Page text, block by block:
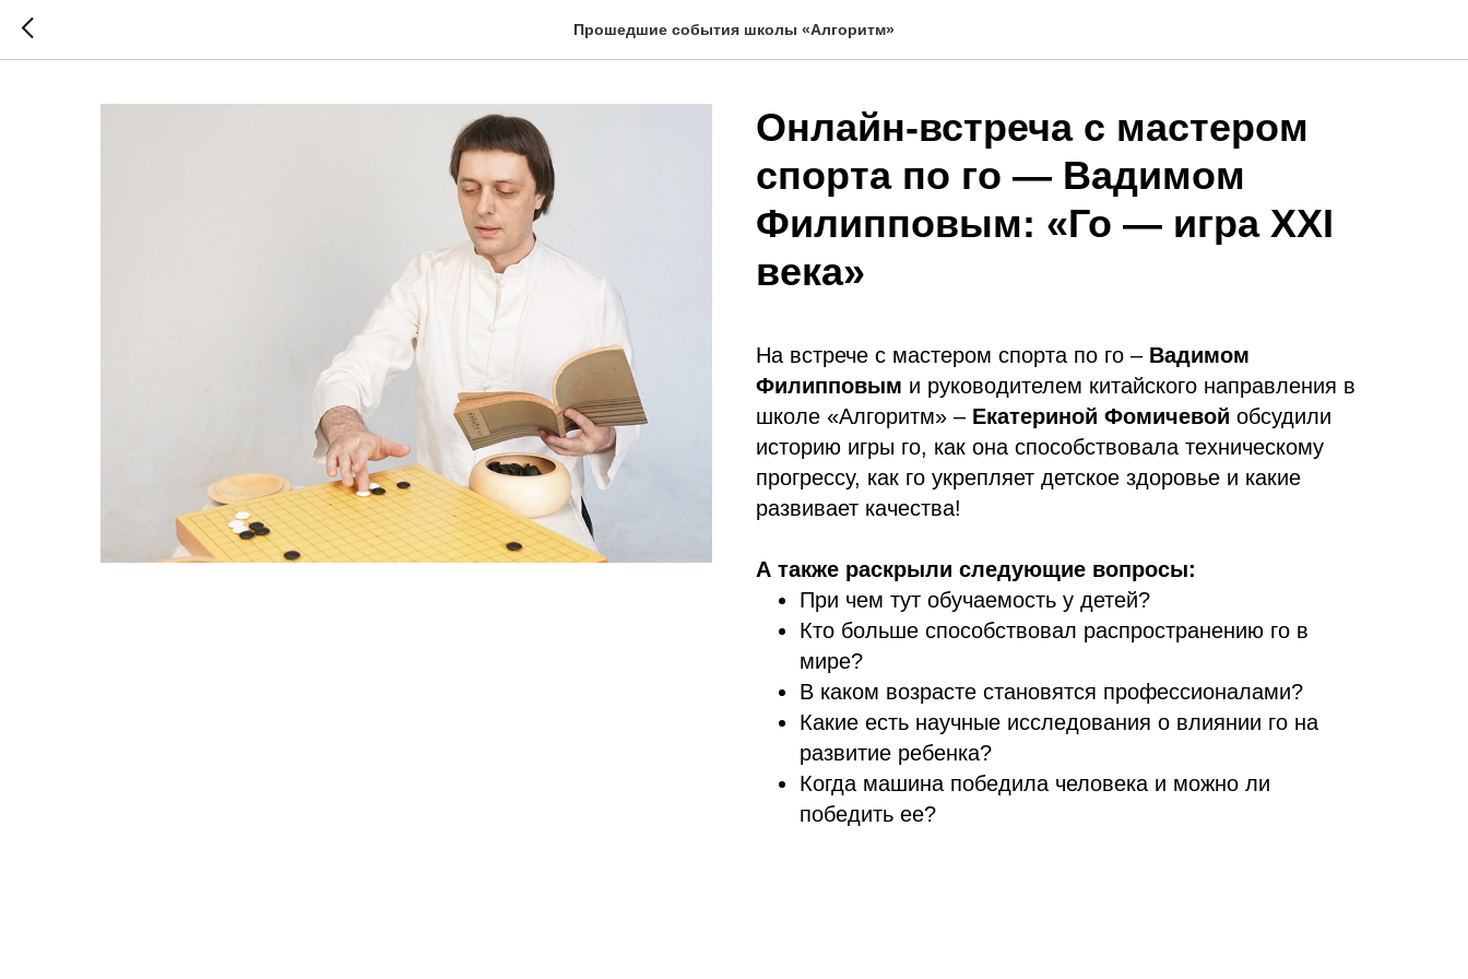
Прошедшие события школы «Алгоритм»
Онлайн-встреча с мастером
спорта по го — Вадимом
Филипповым: «Го — игра XXI
века»
На встрече с мастером спорта по го – Вадимом
Филипповым и руководителем китайского направления в
школе «Алгоритм» – Екатериной Фомичевой обсудили
историю игры го, как она способствовала техническому
прогрессу, как го укрепляет детское здоровье и какие
развивает качества!
А также раскрыли следующие вопросы:
При чем тут обучаемость у детей?
Кто больше способствовал распространению го в
мире?
В каком возрасте становятся профессионалами?
Какие есть научные исследования о влиянии го на
развитие ребенка?
Когда машина победила человека и можно ли
победить ее?